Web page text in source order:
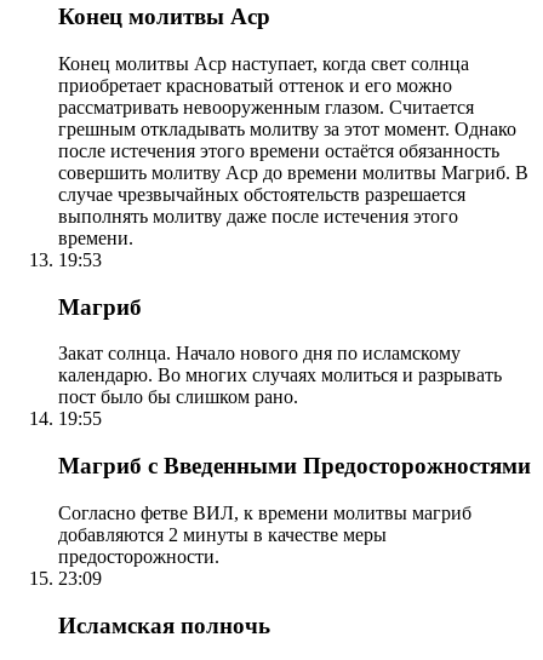
Конец молитвы Аср
Конец молитвы Аср наступает, когда свет солнца
приобретает красноватый оттенок и его можно
рассматривать невооруженным глазом. Считается
грешным откладывать молитву за этот момент. Однако
после истечения этого времени остаётся обязанность
совершить молитву Аср до времени молитвы Магриб. В
случае чрезвычайных обстоятельств разрешается
выполнять молитву даже после истечения этого
времени.
19:53
Магриб
Закат солнца. Начало нового дня по исламскому
календарю. Во многих случаях молиться и разрывать
пост было бы слишком рано.
19:55
Магриб с Введенными Предосторожностями
Согласно фетве ВИЛ, к времени молитвы магриб
добавляются 2 минуты в качестве меры
предосторожности.
23:09
Исламская полночь